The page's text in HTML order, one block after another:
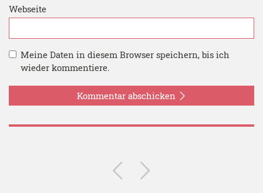
Webseite
Meine Daten in diesem Browser speichern, bis ich
wieder kommentiere.
Kommentar abschicken